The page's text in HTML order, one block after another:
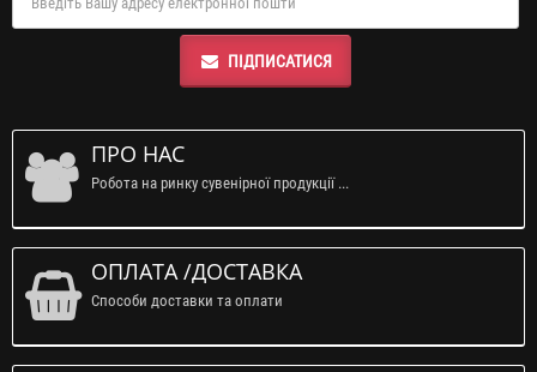
ПІДПИСАТИСЯ
ПРО НАС
Робота на ринку сувенірної продукції ...
ОПЛАТА /ДОСТАВКА
Способи доставки та оплати